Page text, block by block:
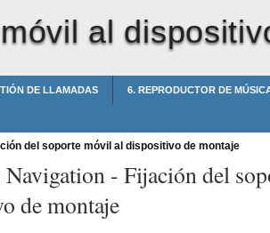
al
DE LLAMADAS 6. REPRODUCTOR DE
del soporte móvil al dispositivo de montaje
- Fijación del
de montaje